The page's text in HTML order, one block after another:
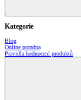
Kategorie
Blog
Online poradna
Pravidla hodnocení produktů